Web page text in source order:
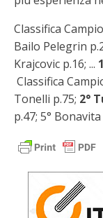
Classifica
Bailo Pelegrin
Krajcovic p.16; ...
Classifica
Tonelli p.75; 2°
p.47; 5°